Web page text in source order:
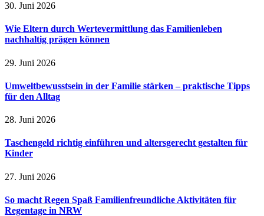
30. Juni 2026
Wie Eltern durch Wertevermittlung das Familienleben
nachhaltig prägen können
29. Juni 2026
Umweltbewusstsein in der Familie stärken – praktische Tipps
für den Alltag
28. Juni 2026
Taschengeld richtig einführen und altersgerecht gestalten für
Kinder
27. Juni 2026
So macht Regen Spaß Familienfreundliche Aktivitäten für
Regentage in NRW